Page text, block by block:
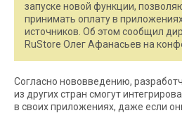
запуске новой функции,
принимать оплату в
источников. Об этом сообщил
RuStore Олег Афанасьев на
Согласно нововведению,
из других стран смогут
в своих приложениях, даже если